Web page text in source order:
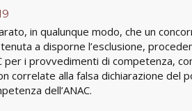
in qualunque modo, che un
a disporne l’esclusione,
per i provvedimenti di competenza,
correlate alla falsa dichiarazione del
dell’ANAC.